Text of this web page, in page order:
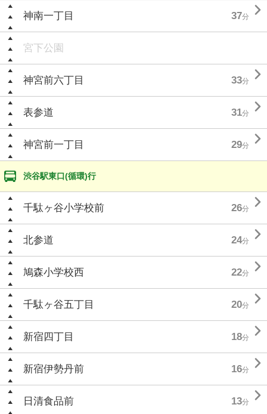
神南一丁目 37分 
宮下公園
神宮前六丁目 33分 
表参道 31分 
神宮前一丁目 29分 
渋谷駅東口(循環)行
千駄ヶ谷小学校前 26分 
北参道 24分 
鳩森小学校西 22分 
千駄ヶ谷五丁目 20分 
新宿四丁目 18分 
新宿伊勢丹前 16分 
日清食品前 13分 